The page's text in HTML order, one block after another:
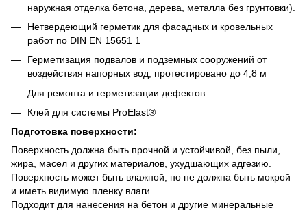
наружная отделка бетона, дерева, металла без грунтовки).
Нетвердеющий герметик для фасадных и кровельных
работ по DIN EN 15651 1
Герметизация подвалов и подземных сооружений от
воздействия напорных вод, протестировано до 4,8 м
Для ремонта и герметизации дефектов
Клей для системы ProElast®
Подготовка поверхности:
Поверхность должна быть прочной и устойчивой, без пыли,
жира, масел и других материалов, ухудшающих адгезию.
Поверхность может быть влажной, но не должна быть мокрой
и иметь видимую пленку влаги.
Подходит для нанесения на бетон и другие минеральные